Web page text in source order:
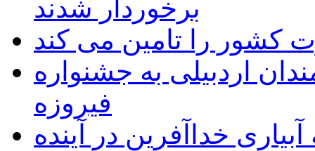
برخوردار شدند
به۵۰ اثر هنرمندان اردبیلی به جشنواره
فیروزه
خداآفرین در آینده